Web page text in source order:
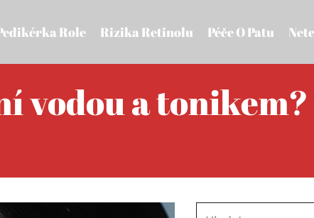
Péče O Patu
Rizika Retinolu
Role
vodou a